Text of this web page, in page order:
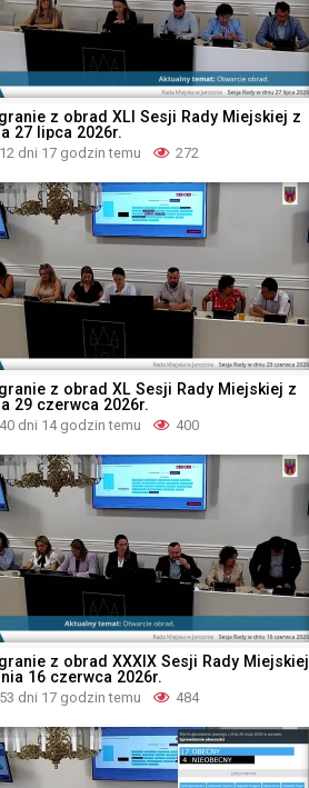
z obrad XLI Sesji Rady Miejskiej z
27 lipca 2026r.
12 dni 17 godzin temu 272
z obrad XL Sesji Rady Miejskiej z
29 czerwca 2026r.
40 dni 14 godzin temu 400
z obrad XXXIX Sesji Rady Miejskiej
16 czerwca 2026r.
53 dni 17 godzin temu 484